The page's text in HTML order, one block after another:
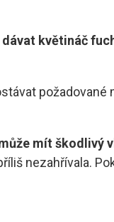
květináč
mít škodlivý
nezahřívala.